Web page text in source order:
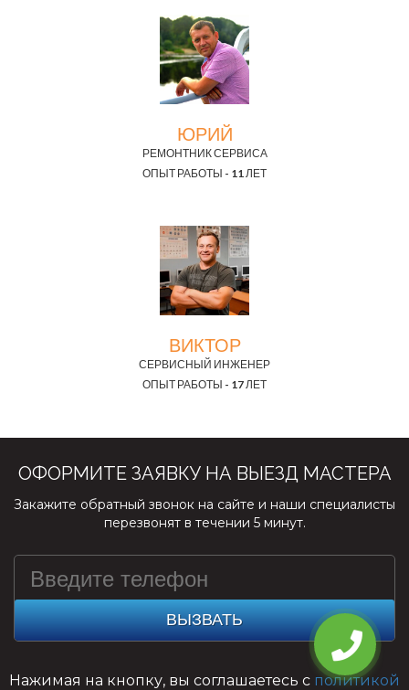
ЮРИЙ
РЕМОНТНИК СЕРВИСА
ОПЫТ РАБОТЫ - 11 ЛЕТ
ВИКТОР
СЕРВИСНЫЙ ИНЖЕНЕР
ОПЫТ РАБОТЫ - 17 ЛЕТ
ОФОРМИТЕ ЗАЯВКУ НА ВЫЕЗД МАСТЕРА
Закажите обратный звонок на сайте и наши специалисты
перезвонят в течении 5 минут.
ВЫЗВАТЬ
Нажимая на кнопку, вы соглашаетесь с политикой